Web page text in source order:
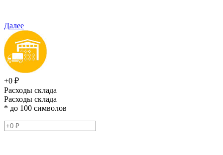
Далее
+0 ₽
Расходы склада
Расходы склада
* до 100 символов